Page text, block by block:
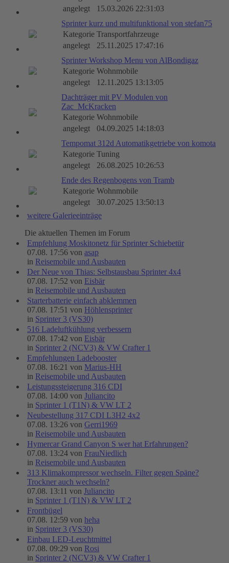
angelegt
15.03.2026 22:31:03
Sprinter kurz und multifunktional von stefan75
Kategorie Transportfahrzeuge
angelegt
25.11.2025 17:47:16
Sprinter Workshop Menu von AlBondigaz
Kategorie Wohnmobile
angelegt
12.11.2025 13:13:05
Dachträger mit PV Modulen von
Zac_McKracken
Kategorie Wohnmobile
angelegt
04.09.2025 14:18:03
Tempomat 312d Automatikgetriebe von komota
Kategorie Tuning
angelegt
26.08.2025 10:26:53
Ende des Regenbogens von Tramb
Kategorie Wohnmobile
angelegt
30.07.2025 13:50:13
weitere Galerieeinträge
Die aktuellen Themen im Forum
Empfehlung Moskitonetz für Sprinter Schiebetür
07.08. 17:56 von asap
in Reisemobile und Ausbauten
Der Neue von Thias: Selbstausbau Sprinter 4x4
07.08. 17:52 von Eisbär
in Reisemobile und Ausbauten
Starterbatterie einfach abklemmen
07.08. 17:51 von Höhlensprinter
in Sprinter 3 (VS30)
516 Ladeluftkühlung verbessern
07.08. 17:42 von Eisbär
in Sprinter 2 (NCV3) & VW Crafter 1
Empfehlungen Ladebooster
07.08. 16:21 von Marius-HH
in Reisemobile und Ausbauten
Leistungssteigerung 316 CDI
07.08. 14:00 von Juliancito
in Sprinter 1 (T1N) & VW LT 2
Neubestellung 317 CDI L3H2 4x2
07.08. 13:26 von Gerri1969
in Reisemobile und Ausbauten
Hymercar Grand Canyon S wer hat Erfahrungen?
07.08. 13:24 von FrauNiedlich
in Reisemobile und Ausbauten
313 Klimakompressor wechseln. Filter gegen Späne?
Trockner auch wechseln?
07.08. 13:11 von Juliancito
in Sprinter 1 (T1N) & VW LT 2
Frontbügel
07.08. 12:59 von heha
in Sprinter 3 (VS30)
Einbau LED-Leuchtmittel
07.08. 09:29 von Rosi
in Sprinter 2 (NCV3) & VW Crafter 1